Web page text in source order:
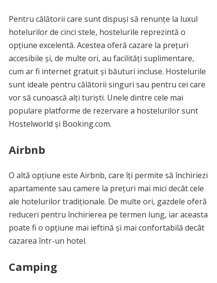
Pentru călătorii care sunt dispuși să renunțe la luxul
hotelurilor de cinci stele, hostelurile reprezintă o
opțiune excelentă. Acestea oferă cazare la prețuri
accesibile și, de multe ori, au facilități suplimentare,
cum ar fi internet gratuit și băuturi incluse. Hostelurile
sunt ideale pentru călătorii singuri sau pentru cei care
vor să cunoască alți turiști. Unele dintre cele mai
populare platforme de rezervare a hostelurilor sunt
Hostelworld și Booking.com.
Airbnb
O altă opțiune este Airbnb, care îți permite să închiriezi
apartamente sau camere la prețuri mai mici decât cele
ale hotelurilor tradiționale. De multe ori, gazdele oferă
reduceri pentru închirierea pe termen lung, iar aceasta
poate fi o opțiune mai ieftină și mai confortabilă decât
cazarea într-un hotel.
Camping